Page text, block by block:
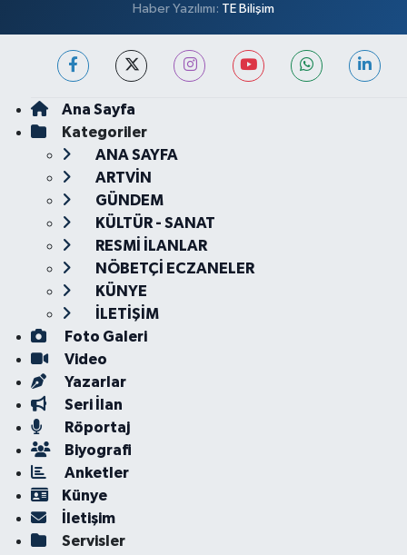
Haber Yazılımı: TE Bilişim
Ana Sayfa
Kategoriler
ANA SAYFA
ARTVİN
GÜNDEM
KÜLTÜR - SANAT
RESMİ İLANLAR
NÖBETÇİ ECZANELER
KÜNYE
İLETİŞİM
Foto Galeri
Video
Yazarlar
Seri İlan
Röportaj
Biyografi
Anketler
Künye
İletişim
Servisler